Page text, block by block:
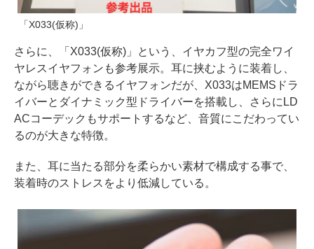
「X033(仮称)」
さらに、「X033(仮称)」という、イヤカフ型の完全ワイ
ヤレスイヤフォンも参考展示。耳に挟むように装着し、
ながら聴きができるイヤフォンだが、X033はMEMSドラ
イバーとダイナミック型ドライバーを搭載し、さらにLD
ACコーデックもサポートするなど、音質にこだわってい
るのが大きな特徴。
また、耳に当たる部分を柔らかい素材で構成する事で、
装着時のストレスをより低減している。